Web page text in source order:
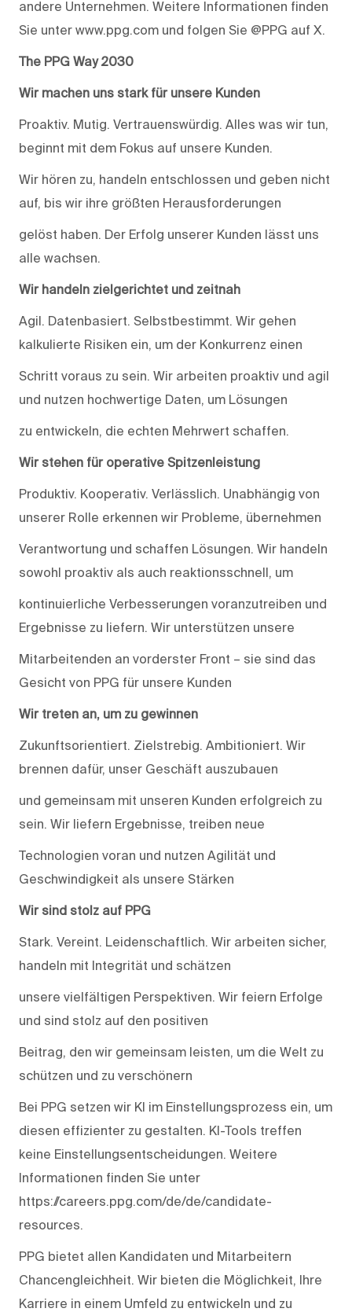
andere Unternehmen. Weitere Informationen finden
Sie unter www.ppg.com und folgen Sie @PPG auf X.
The PPG Way 2030
Wir machen uns stark für unsere Kunden
Proaktiv. Mutig. Vertrauenswürdig. Alles was wir tun,
beginnt mit dem Fokus auf unsere Kunden.
Wir hören zu, handeln entschlossen und geben nicht
auf, bis wir ihre größten Herausforderungen
gelöst haben. Der Erfolg unserer Kunden lässt uns
alle wachsen.
Wir handeln zielgerichtet und zeitnah
Agil. Datenbasiert. Selbstbestimmt. Wir gehen
kalkulierte Risiken ein, um der Konkurrenz einen
Schritt voraus zu sein. Wir arbeiten proaktiv und agil
und nutzen hochwertige Daten, um Lösungen
zu entwickeln, die echten Mehrwert schaffen.
Wir stehen für operative Spitzenleistung
Produktiv. Kooperativ. Verlässlich. Unabhängig von
unserer Rolle erkennen wir Probleme, übernehmen
Verantwortung und schaffen Lösungen. Wir handeln
sowohl proaktiv als auch reaktionsschnell, um
kontinuierliche Verbesserungen voranzutreiben und
Ergebnisse zu liefern. Wir unterstützen unsere
Mitarbeitenden an vorderster Front – sie sind das
Gesicht von PPG für unsere Kunden
Wir treten an, um zu gewinnen
Zukunftsorientiert. Zielstrebig. Ambitioniert. Wir
brennen dafür, unser Geschäft auszubauen
und gemeinsam mit unseren Kunden erfolgreich zu
sein. Wir liefern Ergebnisse, treiben neue
Technologien voran und nutzen Agilität und
Geschwindigkeit als unsere Stärken
Wir sind stolz auf PPG
Stark. Vereint. Leidenschaftlich. Wir arbeiten sicher,
handeln mit Integrität und schätzen
unsere vielfältigen Perspektiven. Wir feiern Erfolge
und sind stolz auf den positiven
Beitrag, den wir gemeinsam leisten, um die Welt zu
schützen und zu verschönern
Bei PPG setzen wir KI im Einstellungsprozess ein, um
diesen effizienter zu gestalten. KI-Tools treffen
keine Einstellungsentscheidungen. Weitere
Informationen finden Sie unter
https://careers.ppg.com/de/de/candidate-
resources.
PPG bietet allen Kandidaten und Mitarbeitern
Chancengleichheit. Wir bieten die Möglichkeit, Ihre
Karriere in einem Umfeld zu entwickeln und zu